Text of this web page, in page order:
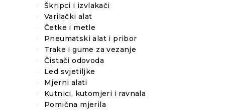
Škripci i izvlakači
Varilački alat
Četke i metle
Pneumatski alat i pribor
Trake i gume za vezanje
Čistači odovoda
Led svjetiljke
Mjerni alati
Kutnici, kutomjeri i ravnala
Pomična mjerila